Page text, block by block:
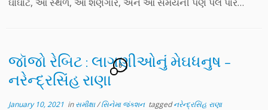
જૉજો રેબિટ : લાગણીઓનું મેઘધનુષ –
નરેન્દ્રસિંહ રાણા
6
January 10, 2021 inસમીક્ષા/સિનેમા જંક્શન taggedનરેન્દ્રસિંહ રાણા